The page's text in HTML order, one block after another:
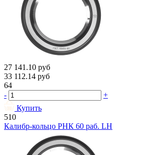
27 141.10 руб
33 112.14 руб
64
-
+
Купить
510
Калибр-кольцо РНК 60 раб. LH